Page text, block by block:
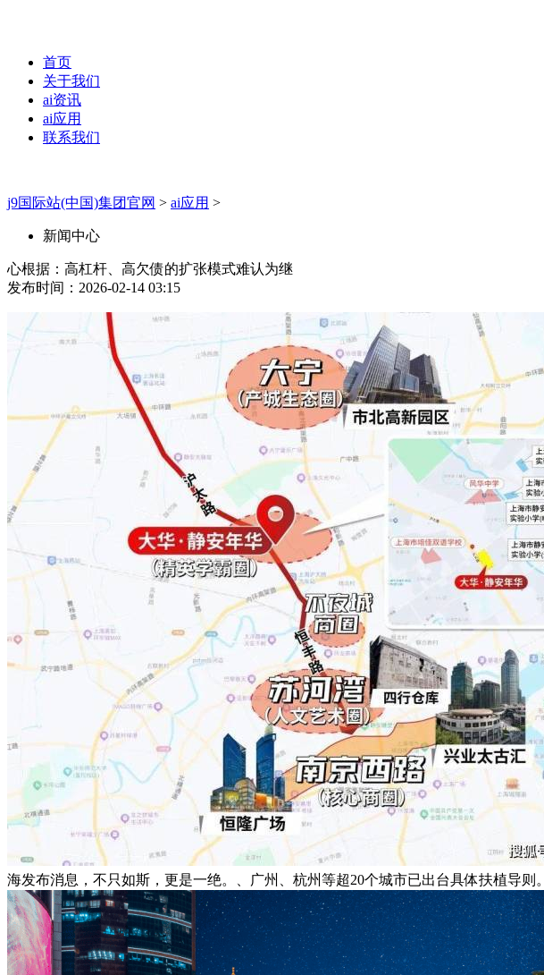
首页
关于我们
ai资讯
ai应用
联系我们
j9国际站(中国)集团官网 > ai应用 >
新闻中心
心根据：高杠杆、高欠债的扩张模式难认为继
发布时间：2026-02-14 03:15
海发布消息，不只如斯，更是一绝。、广州、杭州等超20个城市已出台具体扶植导则。